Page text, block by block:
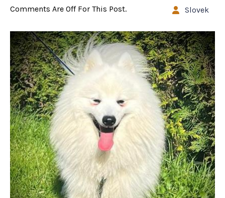
Slovek
Comments Are Off For This Post.